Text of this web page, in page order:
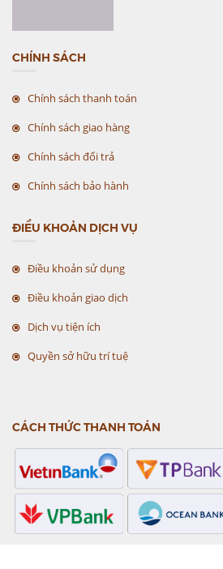
CHÍNH SÁCH
Chính sách thanh toán
Chính sách giao hàng
Chính sách đổi trả
Chính sách bảo hành
ĐIỀU KHOẢN DỊCH VỤ
Điều khoản sử dụng
Điều khoản giao dịch
Dịch vụ tiện ích
Quyền sở hữu trí tuệ
CÁCH THỨC THANH TOÁN